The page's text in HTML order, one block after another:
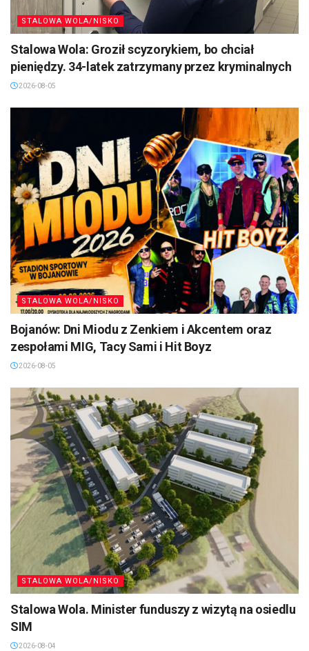
STALOWA WOLA/NISKO
Stalowa Wola: Groził scyzorykiem, bo chciał
pieniędzy. 34-latek zatrzymany przez kryminalnych
2026-08-05
STALOWA WOLA/NISKO
Bojanów: Dni Miodu z Zenkiem i Akcentem oraz
zespołami MIG, Tacy Sami i Hit Boyz
2026-08-05
STALOWA WOLA/NISKO
Stalowa Wola. Minister funduszy z wizytą na osiedlu
SIM
2026-08-04